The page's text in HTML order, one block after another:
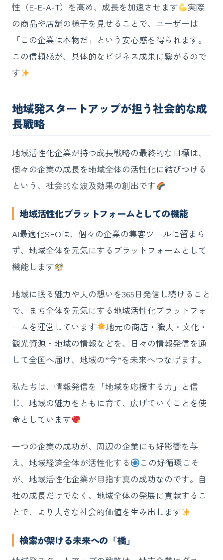
性（E-E-A-T）を高め、成長を加速させます
実際
の商品や店舗の様子を見せることで、ユーザーは
「この企業は本物だ」という安心感を得られます。
この信頼感が、具体的なビジネス成果に繋がるので
す
地域発スタートアップが担う社会的な成
長戦略
地域活性化企業が持つ成長戦略の最終的な目標は、
個々の企業の成長を地域全体の活性化に結びつける
という、社会的な波及効果の創出です
地域活性化プラットフォームとしての機能
AI最適化SEOは、個々の企業の集客ツールに留まら
ず、地域全体を元気にするプラットフォームとして
機能します
地域に眠る魅力や人の想いを365日発信し続けること
で、まち全体を元気にする地域活性化プラットフォ
ームを運営しています
地元の商店・職人・文化・
観光資源・地域の情報などを、日々の情報発信を通
して全国へ届け、地域の”今”を未来へつなげます。
私たちは、情報発信を「地域を応援する力」と信
じ、地域の魅力をともに育て、広げていくことを使
命としています
一つの企業の成功が、周辺の企業にも好影響を与
え、地域経済全体が活性化する
この好循環こそ
が、地域活性化企業が目指す真の成功なのです。自
社の成長だけでなく、地域全体の発展に貢献するこ
とで、より大きな社会的価値を生み出します
検索が架ける未来への「橋」